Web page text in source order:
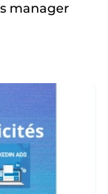
manager